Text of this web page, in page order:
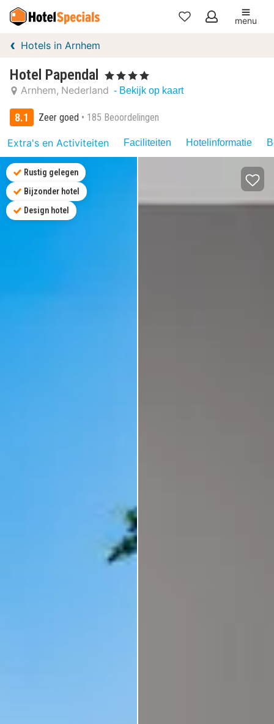
Mijn
menu
Hotels in Arnhem
Hotel Papendal , 4 Sterren
Arnhem Nederland - Bekijk op kaart
8.1 Zeer goed 185 Beoordelingen
Extra's en Activiteiten Faciliteiten Hotelinformatie
Rustig gelegen
Bijzonder hotel
Design hotel